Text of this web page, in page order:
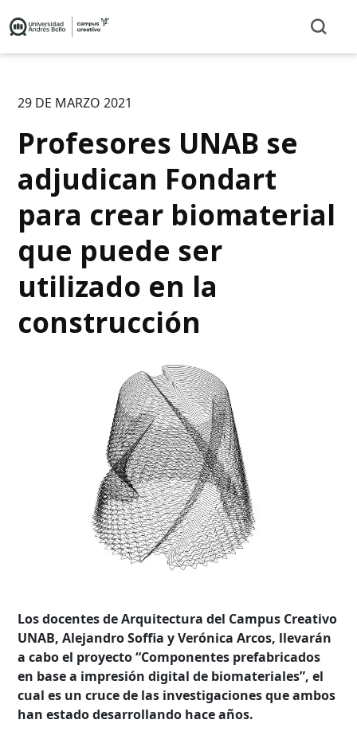
29 DE MARZO 2021
Profesores UNAB se
adjudican Fondart
para crear biomaterial
que puede ser
utilizado en la
construcción
Los docentes de Arquitectura del Campus Creativo
UNAB, Alejandro Soffia y Verónica Arcos, llevarán
a cabo el proyecto “Componentes prefabricados
en base a impresión digital de biomateriales”, el
cual es un cruce de las investigaciones que ambos
han estado desarrollando hace años.